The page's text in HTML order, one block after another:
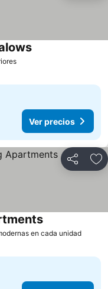
Ver precios
Ver precios
Ver precios
Compartir
en cada unidadVer
Ver precios